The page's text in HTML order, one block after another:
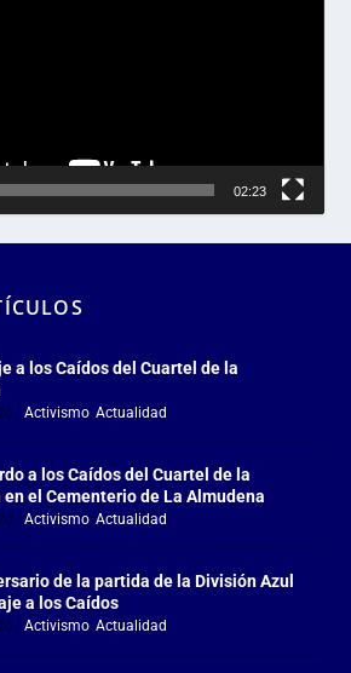
02:23
a los Caídos del Cuartel de la
|Activismo,Actualidad
a los Caídos del Cuartel de la
el Cementerio de La Almudena
|Activismo,Actualidad
de la partida de la División Azul
a los Caídos
|Activismo,Actualidad